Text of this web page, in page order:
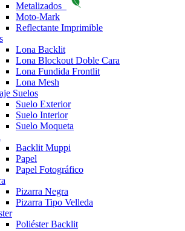
Metalizados
Moto-Mark
Reflectante Imprimible
Lona Backlit
Lona Blockout Doble Cara
Lona Fundida Frontlit
Lona Mesh
Suelos
Suelo Exterior
Suelo Interior
Suelo Moqueta
Backlit Muppi
Papel
Papel Fotográfico
Pizarra Negra
Pizarra Tipo Velleda
Poliéster Backlit